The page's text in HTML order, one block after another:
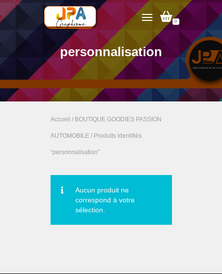
TOGGLE NAVIGATION
0
personnalisation
Accueil / BOUTIQUE GOODIES PASSION
AUTOMOBILE/ Produits identifiés
“personnalisation”
Aucun produit ne
correspond à votre
sélection.